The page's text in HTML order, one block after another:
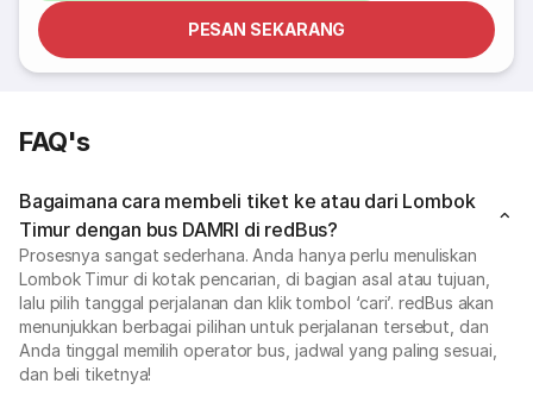
PESAN SEKARANG
FAQ's
Bagaimana cara membeli tiket ke atau dari Lombok
Timur dengan bus DAMRI di redBus?
Prosesnya sangat sederhana. Anda hanya perlu menuliskan
Lombok Timur di kotak pencarian, di bagian asal atau tujuan,
lalu pilih tanggal perjalanan dan klik tombol ‘cari’. redBus akan
menunjukkan berbagai pilihan untuk perjalanan tersebut, dan
Anda tinggal memilih operator bus, jadwal yang paling sesuai,
dan beli tiketnya!